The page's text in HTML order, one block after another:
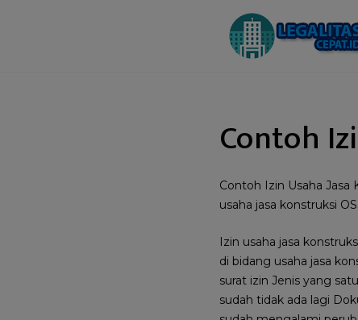
Contoh
Contoh Izin Usaha Jasa
usaha jasa konstruksi
Izin usaha jasa
di bidang usaha jasa
surat izin Jenis yang
sudah tidak ada lagi